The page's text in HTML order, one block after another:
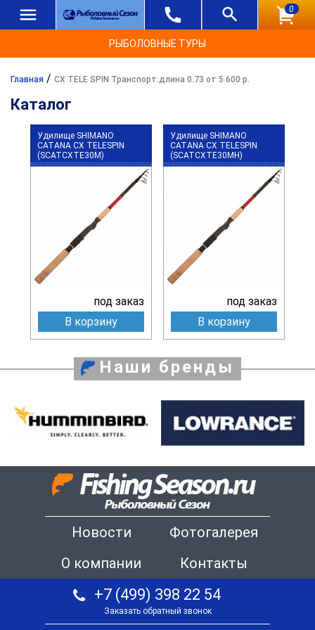
0
РЫБОЛОВНЫЕ ТУРЫ
Главная / CX TELE SPIN Транспорт.длина 0.73 от 5 600 р.
Каталог
Удилище SHIMANO
CATANA CX TELESPIN
(SCATCXTE30M)
под заказ
В корзину
Удилище SHIMANO
CATANA CX TELESPIN
(SCATCXTE30MH)
под заказ
В корзину
Наши бренды
Новости
Фотогалерея
О компании
Контакты
+7 (499) 398 22 54
Заказать обратный звонок